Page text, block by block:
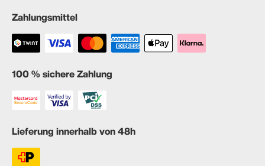
Zahlungsmittel
100 % sichere Zahlung
Lieferung innerhalb von 48h